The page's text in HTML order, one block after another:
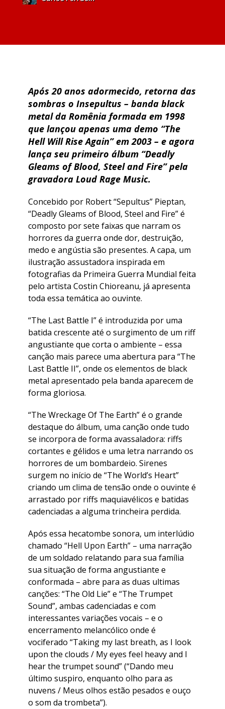
Após 20 anos adormecido, retorna das
sombras o Insepultus – banda black
metal da Romênia formada em 1998
que lançou apenas uma demo “The
Hell Will Rise Again”em 2003 – e agora
lança seu primeiro álbum “Deadly
Gleams of Blood, Steel and Fire” pela
gravadora Loud Rage Music.
Concebido por Robert “Sepultus” Pieptan,
“Deadly Gleams of Blood, Steel and Fire” é
composto por sete faixas que narram os
horrores da guerra onde dor, destruição,
medo e angústia são presentes. A capa, um
ilustração assustadora inspirada em
fotografias da Primeira Guerra Mundial feita
pelo artista Costin Chioreanu, já apresenta
toda essa temática ao ouvinte.
“The Last Battle I” é introduzida por uma
batida crescente até o surgimento de um riff
angustiante que corta o ambiente – essa
canção mais parece uma abertura para “The
Last Battle II”, onde os elementos de black
metal apresentado pela banda aparecem de
forma gloriosa.
“The Wreckage Of The Earth” é o grande
destaque do álbum, uma canção onde tudo
se incorpora de forma avassaladora: riffs
cortantes e gélidos e uma letra narrando os
horrores de um bombardeio. Sirenes
surgem no início de “The World’s Heart”
criando um clima de tensão onde o ouvinte é
arrastado por riffs maquiavélicos e batidas
cadenciadas a alguma trincheira perdida.
Após essa hecatombe sonora, um interlúdio
chamado “Hell Upon Earth” – uma narração
de um soldado relatando para sua família
sua situação de forma angustiante e
conformada – abre para as duas ultimas
canções: “The Old Lie” e “The Trumpet
Sound”, ambas cadenciadas e com
interessantes variações vocais – e o
encerramento melancólico onde é
vociferado “Taking my last breath, as I look
upon the clouds / My eyes feel heavy and I
hear the trumpet sound” (“Dando meu
último suspiro, enquanto olho para as
nuvens / Meus olhos estão pesados e ouço
o som da trombeta”).